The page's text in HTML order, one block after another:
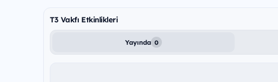
T3 Vakfı Etkinlikleri
Yayında 0